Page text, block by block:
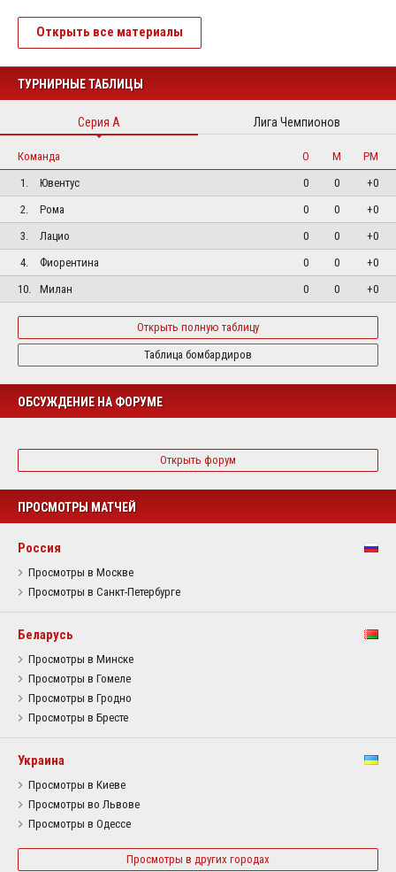
Открыть все материалы
ТУРНИРНЫЕ ТАБЛИЦЫ
Серия А Лига Чемпионов
Команда О М
РМ
1.
Ювентус 0 0
+0
2.
Рома 0 0
+0
3.
Лацио 0 0
+0
4.
Фиорентина 0 0
+0
10.
Милан 0 0 +0
Открыть полную таблицу
Таблица бомбардиров
ОБСУЖДЕНИЕ НА ФОРУМЕ
Открыть форум
ПРОСМОТРЫ МАТЧЕЙ
Россия
Просмотры в Москве
Просмотры в Санкт-Петербурге
Беларусь
Просмотры в Минске
Просмотры в Гомеле
Просмотры в Гродно
Просмотры в Бресте
Украина
Просмотры в Киеве
Просмотры во Львове
Просмотры в Одессе
Просмотры в других городах